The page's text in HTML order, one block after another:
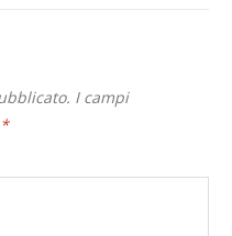
I campi
*